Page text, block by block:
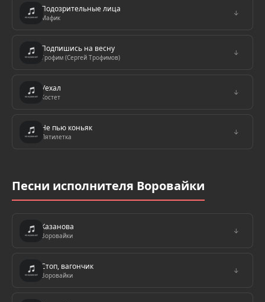
Подозрительные лица
Мафик
↓
Подпишись на весну
Трофим (Сергей Трофимов)
↓
Уехал
Костет
↓
Не пью коньяк
Пятилетка
↓
Песни исполнителя Воровайки
Казанова
Воровайки
↓
Стоп, вагончик
Воровайки
↓